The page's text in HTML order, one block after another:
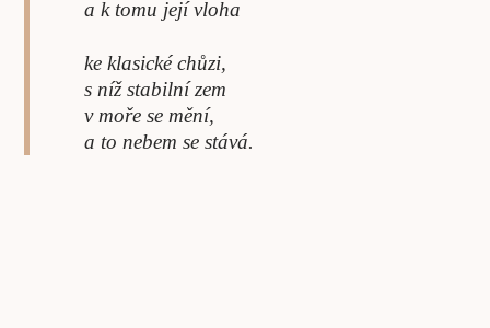
a k tomu její vloha
ke klasické chůzi,
s níž stabilní zem
v moře se mění,
a to nebem se stává.